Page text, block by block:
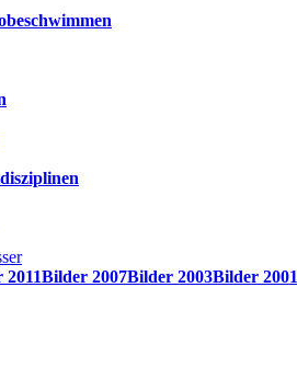
Bilder 2007Bilder 2003Bilder 2001